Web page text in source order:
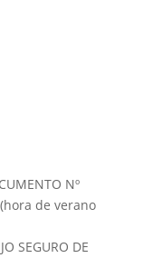
Nº
de verano
SEGURO DE